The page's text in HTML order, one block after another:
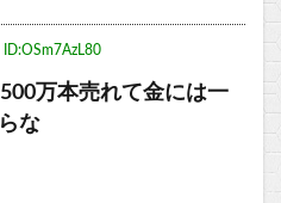
万本売れて金には一
な